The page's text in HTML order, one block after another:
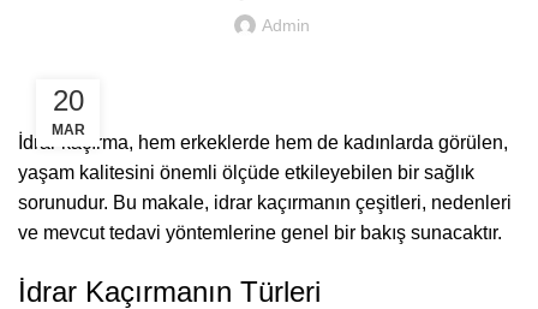
Admin
20
MAR
İdrar kaçırma, hem erkeklerde hem de kadınlarda görülen,
yaşam kalitesini önemli ölçüde etkileyebilen bir sağlık
sorunudur. Bu makale, idrar kaçırmanın çeşitleri, nedenleri
ve mevcut tedavi yöntemlerine genel bir bakış sunacaktır.
İdrar Kaçırmanın Türleri